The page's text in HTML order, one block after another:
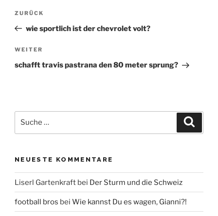
Beitrags-
Navigation
Vorheriger
Beitrag
ZURÜCK
wie sportlich ist der chevrolet volt?
Nächster
Beitrag
WEITER
schafft travis pastrana den 80 meter sprung?
nach:
NEUESTE KOMMENTARE
Liserl Gartenkraft bei Der Sturm und die Schweiz
football bros bei Wie kannst Du es wagen, Gianni?!